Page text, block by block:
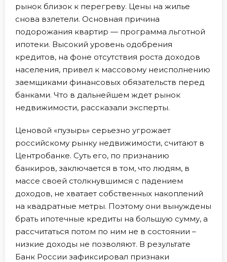
рынок близок к перегреву. Цены на жилье
снова взлетели. Основная причина
подорожания квартир — программа льготной
ипотеки. Высокий уровень одобрения
кредитов, на фоне отсутствия роста доходов
населения, привел к массовому неисполнению
заемщиками финансовых обязательств перед
банками. Что в дальнейшем ждет рынок
недвижимости, рассказали эксперты.
Ценовой «пузырь» серьезно угрожает
российскому рынку недвижимости, считают в
Центробанке. Суть его, по признанию
банкиров, заключается в том, что людям, в
массе своей столкнувшимся с падением
доходов, не хватает собственных накоплений
на квадратные метры. Поэтому они вынуждены
брать ипотечные кредиты на большую сумму, а
рассчитаться потом по ним не в состоянии –
низкие доходы не позволяют. В результате
Банк России зафиксировал признаки